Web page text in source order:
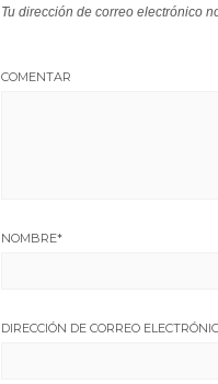
Tu dirección de correo electrónico
COMENTAR
NOMBRE*
DIRECCIÓN DE CORREO